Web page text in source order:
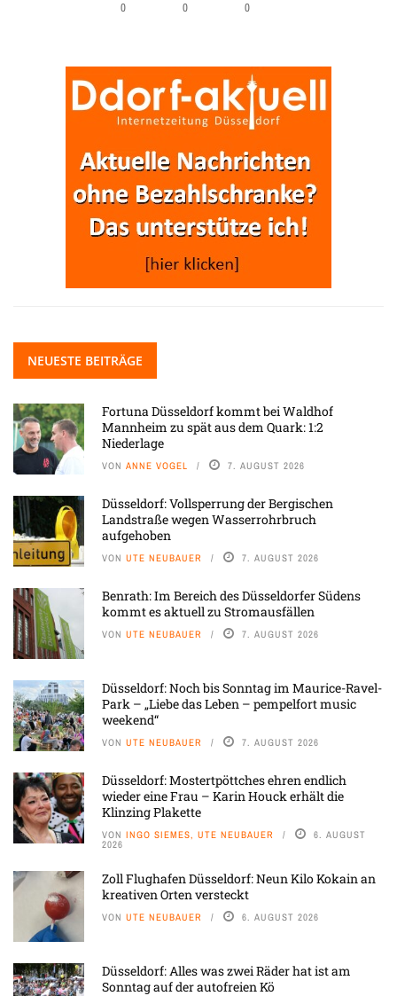
0 0 0
NEUESTE BEITRÄGE
Fortuna Düsseldorf kommt bei Waldhof
Mannheim zu spät aus dem Quark: 1:2
Niederlage
VON ANNE VOGEL 7. AUGUST 2026
Düsseldorf: Vollsperrung der Bergischen
Landstraße wegen Wasserrohrbruch
aufgehoben
VON UTE NEUBAUER 7. AUGUST 2026
Benrath: Im Bereich des Düsseldorfer Südens
kommt es aktuell zu Stromausfällen
VON UTE NEUBAUER 7. AUGUST 2026
Düsseldorf: Noch bis Sonntag im Maurice-Ravel-
Park – „Liebe das Leben – pempelfort music
weekend“
VON UTE NEUBAUER 7. AUGUST 2026
Düsseldorf: Mostertpöttches ehren endlich
wieder eine Frau – Karin Houck erhält die
Klinzing Plakette
VON INGO SIEMES, UTE NEUBAUER 6. AUGUST
2026
Zoll Flughafen Düsseldorf: Neun Kilo Kokain an
kreativen Orten versteckt
VON UTE NEUBAUER 6. AUGUST 2026
Düsseldorf: Alles was zwei Räder hat ist am
Sonntag auf der autofreien Kö